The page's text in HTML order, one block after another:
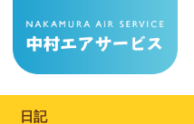
日記